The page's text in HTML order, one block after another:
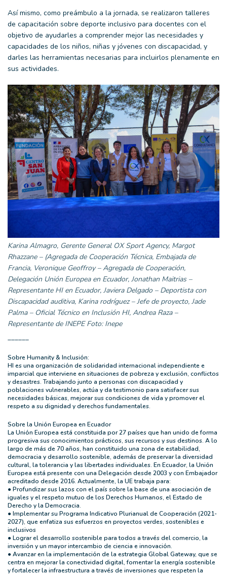
Así mismo, como preámbulo a la jornada, se realizaron talleres
de capacitación sobre deporte inclusivo para docentes con el
objetivo de ayudarles a comprender mejor las necesidades y
capacidades de los niños, niñas y jóvenes con discapacidad, y
darles las herramientas necesarias para incluirlos plenamente en
sus actividades.
Karina Almagro, Gerente General OX Sport Agency, Margot
Rhazzane – (Agregada de Cooperación Técnica, Embajada de
Francia, Veronique Geoffroy – Agregada de Cooperación,
Delegación Unión Europea en Ecuador, Jonathan Maitrias –
Representante HI en Ecuador, Javiera Delgado – Deportista con
Discapacidad auditiva, Karina rodríguez – Jefe de proyecto, Jade
Palma – Oficial Técnico en Inclusión HI, Andrea Raza –
Representante de INEPE Foto: Inepe
______
Sobre Humanity & Inclusión:
HI es una organización de solidaridad internacional independiente e
imparcial que interviene en situaciones de pobreza y exclusión, conflictos
y desastres. Trabajando junto a personas con discapacidad y
poblaciones vulnerables, actúa y da testimonio para satisfacer sus
necesidades básicas, mejorar sus condiciones de vida y promover el
respeto a su dignidad y derechos fundamentales.
Sobre la Unión Europea en Ecuador
La Unión Europea está constituida por 27 países que han unido de forma
progresiva sus conocimientos prácticos, sus recursos y sus destinos. A lo
largo de más de 70 años, han constituido una zona de estabilidad,
democracia y desarrollo sostenible, además de preservar la diversidad
cultural, la tolerancia y las libertades individuales. En Ecuador, la Unión
Europea está presente con una Delegación desde 2003 y con Embajador
acreditado desde 2016. Actualmente, la UE trabaja para:
● Profundizar sus lazos con el país sobre la base de una asociación de
iguales y el respeto mutuo de los Derechos Humanos, el Estado de
Derecho y la Democracia.
● Implementar su Programa Indicativo Plurianual de Cooperación (2021-
2027), que enfatiza sus esfuerzos en proyectos verdes, sostenibles e
inclusivos
● Lograr el desarrollo sostenible para todos a través del comercio, la
inversión y un mayor intercambio de ciencia e innovación.
● Avanzar en la implementación de la estrategia Global Gateway, que se
centra en mejorar la conectividad digital, fomentar la energía sostenible
y fortalecer la infraestructura a través de inversiones que respeten la